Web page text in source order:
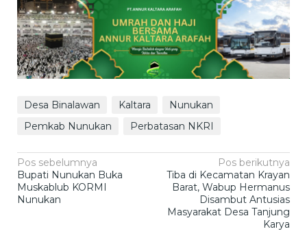
Desa Binalawan Kaltara
Nunukan
Pemkab Nunukan
Perbatasan NKRI
Navigasi
pos
Pos sebelumnya
Bupati Nunukan Buka
Muskablub KORMI
Nunukan
Pos berikutnya
Tiba di Kecamatan Krayan
Barat, Wabup Hermanus
Disambut Antusias
Masyarakat Desa Tanjung
Karya